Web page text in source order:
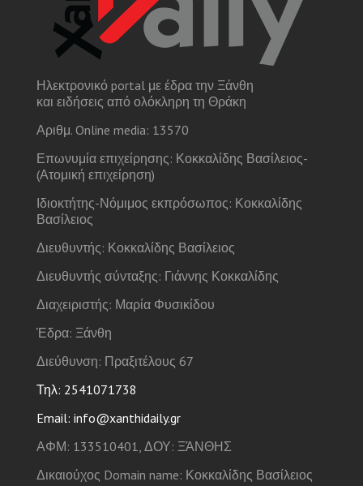
Ηλεκτρονικό portal με έδρα την Ξάνθη
και ειδήσεις από ολόκληρη τη Θράκη
Αριθμ. Online media: 13570
Επωνυμία επιχείρησης: Κοκκαλίδης Βασίλειος-
(Ατομική επιχείρηση)
Ιδιοκτήτης-Νόμιμος εκπρόσωπος: Κοκκαλίδης
Βασίλειος
Διευθυντής: Κοκκαλίδης Βασίλειος
Διευθυντής σύνταξης: Γιάννης Κοκκαλίδης
Διαχειριστής: Μαρία Φυσικίδου
Έδρα: Ξάνθη
Διεύθυνση: Πραξιτέλους 67
Τηλ: 2541071738
Email: info@xanthidaily.gr
ΑΦΜ: 133510401, ΔΟΥ: ΞΆΝΘΗΣ
Δικαιούχος Domain name: Κοκκαλίδης Βασίλειος